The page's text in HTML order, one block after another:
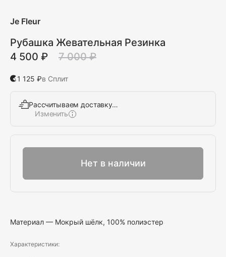
Je Fleur
Рубашка Жевательная Резинка
4 500 ₽
7 000 ₽
1 125 ₽в Сплит
Рассчитываем доставку…
Изменить
Нет в наличии
Материал — Мокрый шёлк, 100% полиэстер
Характеристики: